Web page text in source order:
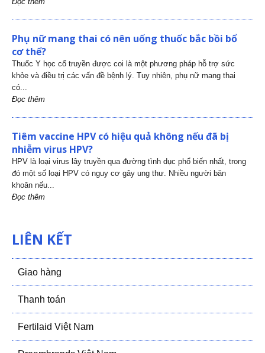
Phụ nữ mang thai có nên uống thuốc bắc bồi bổ
cơ thể?
Thuốc Y học cổ truyền được coi là một phương pháp hỗ trợ sức
khỏe và điều trị các vấn đề bệnh lý. Tuy nhiên, phụ nữ mang thai
có...
Đọc thêm
Tiêm vaccine HPV có hiệu quả không nếu đã bị
nhiễm virus HPV?
HPV là loại virus lây truyền qua đường tình dục phổ biến nhất, trong
đó một số loại HPV có nguy cơ gây ung thư. Nhiều người băn
khoăn nếu...
Đọc thêm
LIÊN KẾT
Giao hàng
Thanh toán
Fertilaid Việt Nam